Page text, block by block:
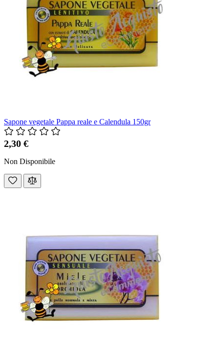
Sapone vegetale Pappa reale e Calendula 150gr
2,30 €
Non Disponibile